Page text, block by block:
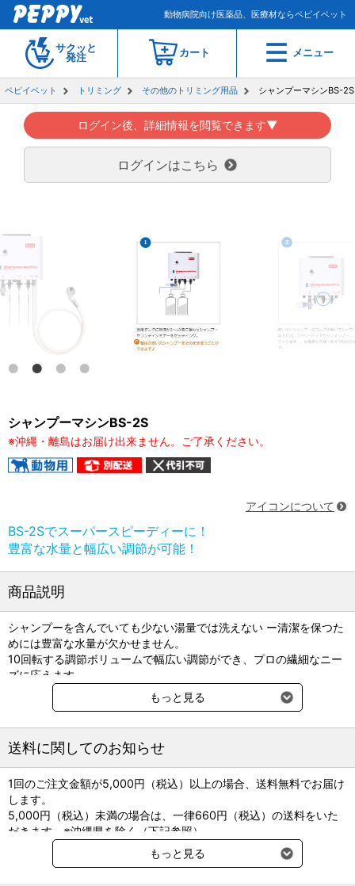
動物病院向け医薬品、医療材ならペピイベット
サクッと
発注
カート メニュー
ペピイベット トリミング その他のトリミング用品 シャンプーマシンBS-2S
ログイン後、詳細情報を閲覧できます▼
ログインはこちら
シャンプーマシンBS-2S
※沖縄・離島はお届け出来ません。ご了承ください。
アイコンについて
BS-2Sでスーパースピーディーに！
豊富な水量と幅広い調節が可能！
商品説明
シャンプーを含んでいても少ない湯量では洗えない ー清潔を保つた
めには豊富な水量が欠かせません。
10回転する調節ボリュームで幅広い調節ができ、プロの繊細なニー
ズに応えます。
＜デモのお申込み手順はこちらから＞
※お申込み手順はこちら※
＜デモ貸出機について＞
ご導入の前提は問いません！
デモご希望の動物病院様は「デモ機依頼」をカートに入れ
ご注文いただきますとお申し込みが完了いたします。
もっと見る
送料に関してのお知らせ
1回のご注文金額が5,000円（税込）以上の場合、送料無料でお届け
します。
5,000円（税込）未満の場合は、一律660円（税込）の送料をいた
だきます。※沖縄県を除く（下記参照）
※2017年11月14日（火）より沖縄県へのお届けにつきましては、1
回のご注文金額（税込）が、30,000円以上で配送無料となります。
もっと見る